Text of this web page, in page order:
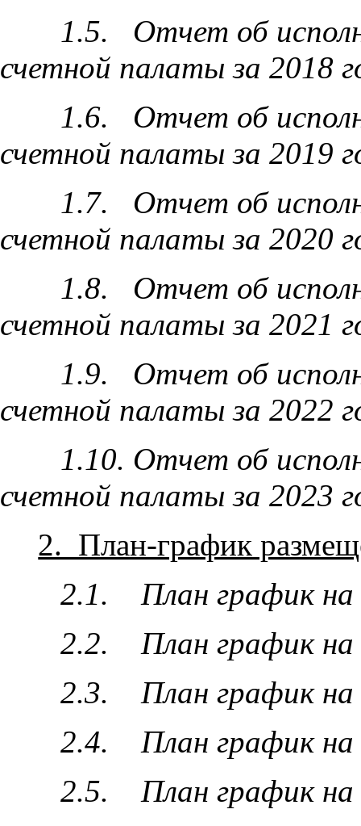
1.5. Отчет об
счетной палаты за 2018
1.6. Отчет об
счетной палаты за 2019
1.7. Отчет об
счетной палаты за 2020
1.8. Отчет об
счетной палаты за 2021
1.9. Отчет об
счетной палаты за 2022
1.10. Отчет об
счетной палаты за 2023
2. План-график
2.1. План график на
2.2. План график на
2.3. План график на
2.4. План график на
2.5. План график на